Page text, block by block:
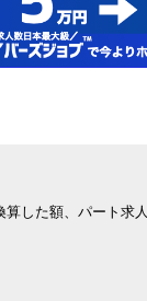
した額、パート求